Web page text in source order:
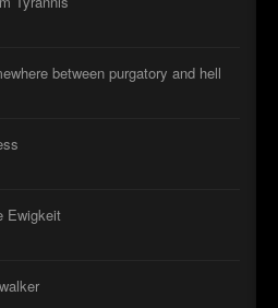
between purgatory and hell
Ewigkeit